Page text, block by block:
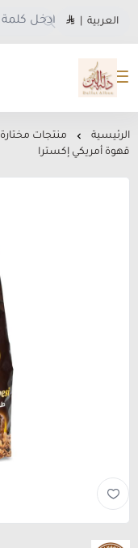
العربية
متجر دلة البن
الرئيسية منتجات مختارة
قهوة أمريكي إكسترا